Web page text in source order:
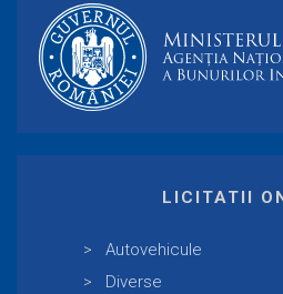
LICITATII
Autovehicule
Diverse